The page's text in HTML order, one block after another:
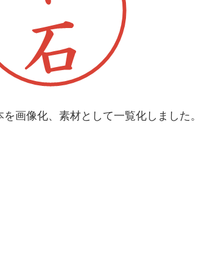
画像化、素材として一覧化しました。